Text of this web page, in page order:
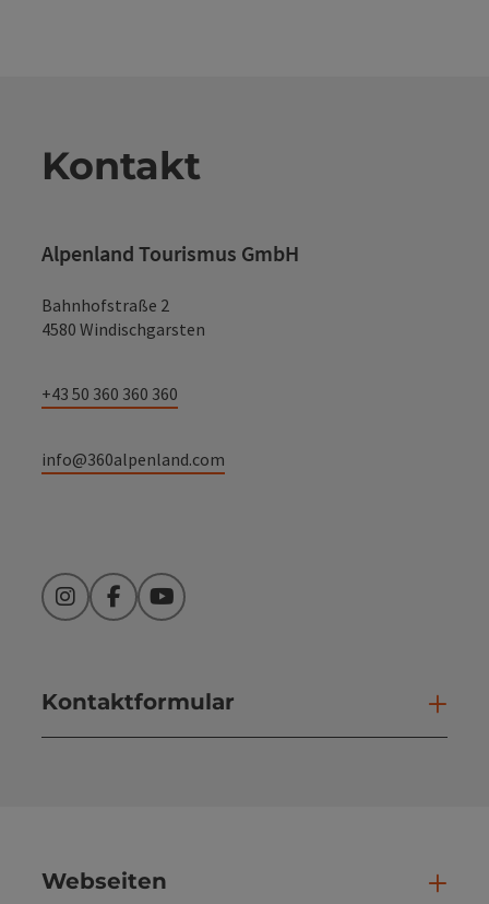
Kontakt
Alpenland Tourismus GmbH
Bahnhofstraße 2
4580 Windischgarsten
+43 50 360 360 360
info@360alpenland.com
InstagramFacebookYouTube
Kontaktformular
Webseiten